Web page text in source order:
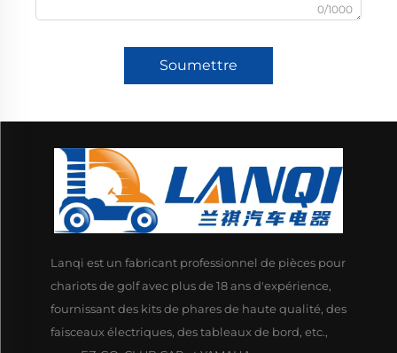
0/1000
Soumettre
Lanqi est un fabricant professionnel de pièces pour
chariots de golf avec plus de 18 ans d'expérience,
fournissant des kits de phares de haute qualité, des
faisceaux électriques, des tableaux de bord, etc.,